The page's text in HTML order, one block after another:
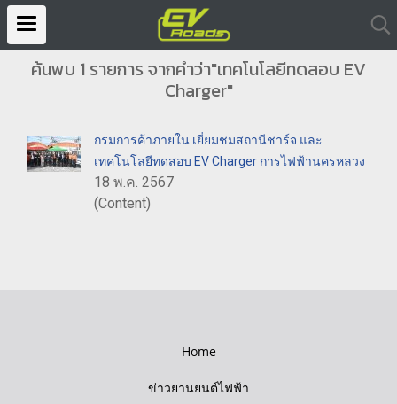
ค้นพบ 1 รายการ จากคำว่า"เทคโนโลยีทดสอบ EV
Charger"
กรมการค้าภายใน เยี่ยมชมสถานีชาร์จ และ
เทคโนโลยีทดสอบ EV Charger การไฟฟ้านครหลวง
18 พ.ค. 2567
(Content)
Home
ข่าวยานยนต์ไฟฟ้า